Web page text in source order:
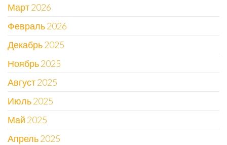
Март 2026
Февраль 2026
Декабрь 2025
Ноябрь 2025
Август 2025
Июль 2025
Май 2025
Апрель 2025